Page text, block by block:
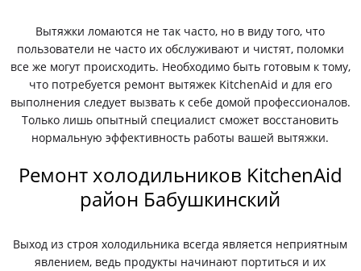
Вытяжки ломаются не так часто, но в виду того, что
пользователи не часто их обслуживают и чистят, поломки
все же могут происходить. Необходимо быть готовым к тому,
что потребуется ремонт вытяжек KitchenAid и для его
выполнения следует вызвать к себе домой профессионалов.
Только лишь опытный специалист сможет восстановить
нормальную эффективность работы вашей вытяжки.
Ремонт холодильников KitchenAid
район Бабушкинский
Выход из строя холодильника всегда является неприятным
явлением, ведь продукты начинают портиться и их